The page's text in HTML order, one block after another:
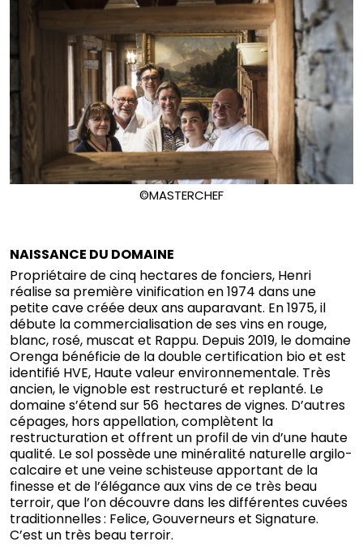
©MASTERCHEF
NAISSANCE DU DOMAINE
Propriétaire de cinq hectares de fonciers, Henri
réalise sa première vinification en 1974 dans une
petite cave créée deux ans auparavant. En 1975, il
débute la commercialisation de ses vins en rouge,
blanc, rosé, muscat et Rappu. Depuis 2019, le domaine
Orenga bénéficie de la double certification bio et est
identifié HVE, Haute valeur environnementale. Très
ancien, le vignoble est restructuré et replanté. Le
domaine s’étend sur 56 hectares de vignes. D’autres
cépages, hors appellation, complètent la
restructuration et offrent un profil de vin d’une haute
qualité. Le sol possède une minéralité naturelle argilo-
calcaire et une veine schisteuse apportant de la
finesse et de l’élégance aux vins de ce très beau
terroir, que l’on découvre dans les différentes cuvées
traditionnelles : Felice, Gouverneurs et Signature.
C’est un très beau terroir.